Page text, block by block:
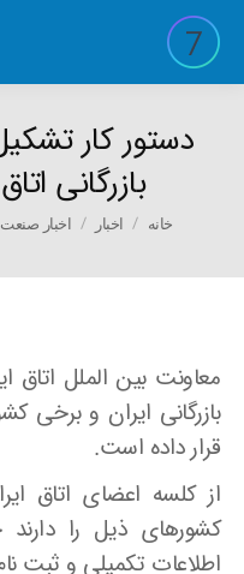
دستور کار
بازرگانی
You are here:
خانه اخبار اخبار
معاونت بین الملل
قرار داده است.
از کلسه اعضای اتاق
کشورهای ذیل را